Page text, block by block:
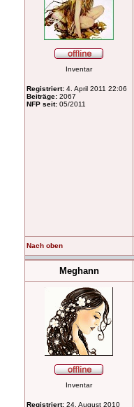
Inventar
Registriert: 4. April 2011 22:06
Beiträge: 2067
NFP seit: 05/2011
Nach oben
Meghann
Inventar
Registriert: 24. August 2010